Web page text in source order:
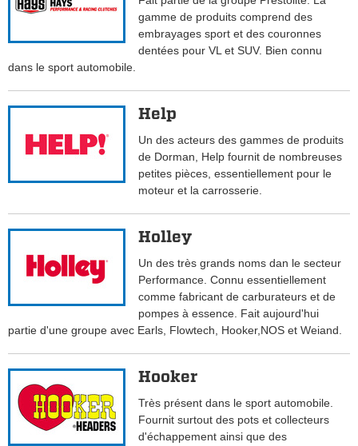
gamme de produits comprend des
embrayages sport et des couronnes
dentées pour VL et SUV. Bien connu
dans le sport automobile.
Help
Un des acteurs des gammes de produits
de Dorman, Help fournit de nombreuses
petites pièces, essentiellement pour le
moteur et la carrosserie.
Holley
Un des très grands noms dan le secteur
Performance. Connu essentiellement
comme fabricant de carburateurs et de
pompes à essence. Fait aujourd'hui
partie d'une groupe avec Earls, Flowtech, Hooker,NOS et Weiand.
Hooker
Très présent dans le sport automobile.
Fournit surtout des pots et collecteurs
d'échappement ainsi que des